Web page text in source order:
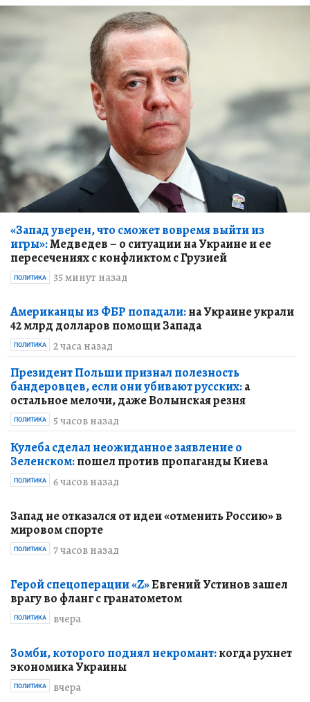
«Запад уверен, что сможет вовремя выйти из
игры»:Медведев – о ситуации на Украине и ее
пересечениях с конфликтом с Грузией
35 минут назад
ПОЛИТИКА
Американцы из ФБР попадали:на Украине украли
42 млрд долларов помощи Запада
2 часа назад
ПОЛИТИКА
Президент Польши признал полезность
бандеровцев, если они убивают русских:а
остальное мелочи, даже Волынская резня
5 часов назад
ПОЛИТИКА
Кулеба сделал неожиданное заявление о
Зеленском:пошел против пропаганды Киева
6 часов назад
ПОЛИТИКА
Запад не отказался от идеи «отменить Россию» в
мировом спорте
7 часов назад
ПОЛИТИКА
Герой спецоперации «Z»Евгений Устинов зашел
врагу во фланг с гранатометом
вчера
ПОЛИТИКА
Зомби, которого поднял некромант:когда рухнет
экономика Украины
вчера
ПОЛИТИКА